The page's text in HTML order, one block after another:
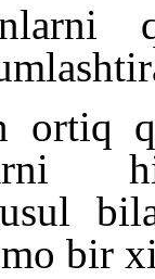
ortiq
bir